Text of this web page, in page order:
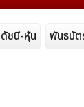
ดัชนี-หุ้น พันธบัต